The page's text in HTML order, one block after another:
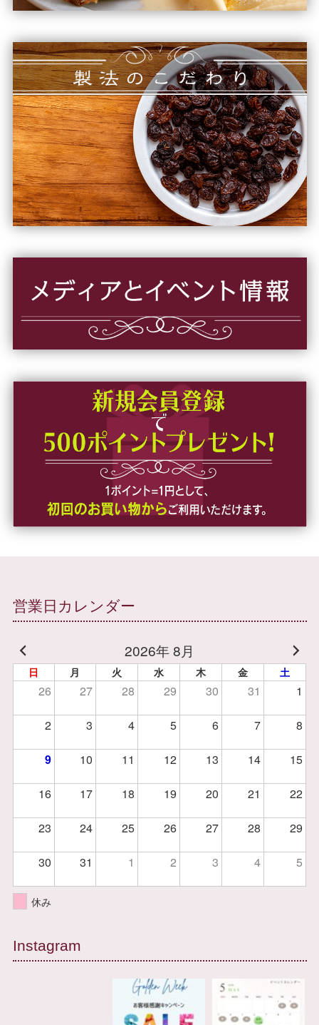
営業日カレンダー
2026年 8月
日 月 火 水 木 金 土
26 27 28 29 30 31 1
2 3 4 5 6 7 8
9 10 11 12 13 14 15
16 17 18 19 20 21 22
23 24 25 26 27 28 29
30 31 1 2 3 4 5
休み
Instagram